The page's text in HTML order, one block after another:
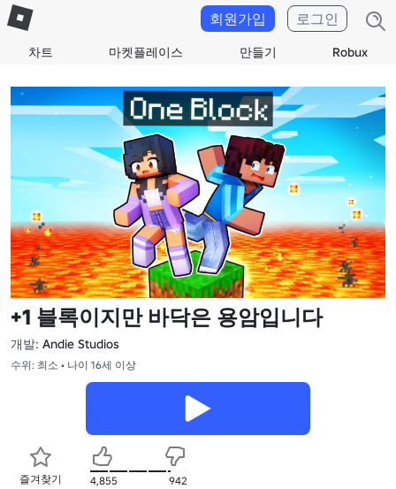
차트 마켓플레이스 만들기 Robux
회원가입 로그인
+1 블록이지만 바닥은 용암입니다
개발: Andie Studios
수위: 최소 • 나이 16세 이상
즐겨찾기 4,855 942